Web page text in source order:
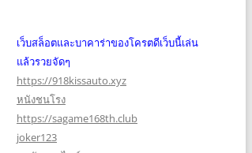
เว็บสล็อตและบาคาร่าของโครตดีเว็บนี้เล่น
แล้วรวยจัดๆ
https://918kissauto.xyz
หนังชนโรง
https://sagame168th.club
joker123